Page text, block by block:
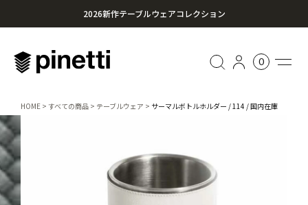
2026新作テーブルウェアコレクション
¥20,000円以上のお買い上げで送料無料
0
HOME すべての商品 テーブルウェア サーマルボトルホルダー / 114 / 国内在庫